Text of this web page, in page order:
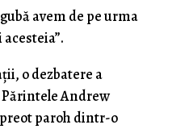
avem de pe urma
o dezbatere a
Andrew
paroh dintr-o